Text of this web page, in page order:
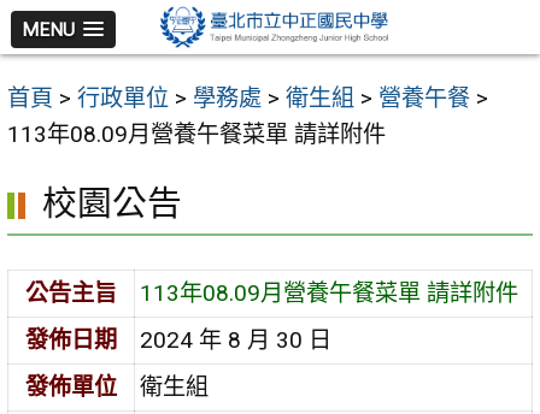
跳
至
主
要
容
區
MENU
首頁 > 行政單位 > 學務處 > 衛生組 > 營養午餐 >
113年08.09月營養午餐菜單 請詳附件
校園公告
公告主旨
113年08.09月營養午餐菜單 請詳附件
發佈日期
2024 年 8 月 30 日
發佈單位
衛生組